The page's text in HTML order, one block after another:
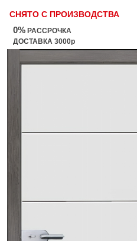
СНЯТО С ПРОИЗВОДСТВА
0% РАССРОЧКА
ДОСТАВКА 3000р